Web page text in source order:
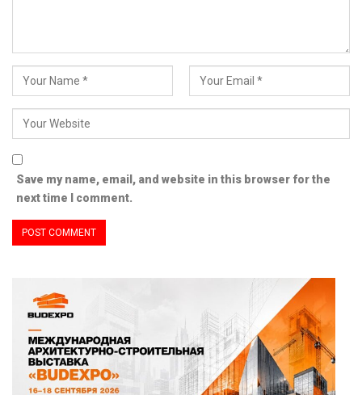
Save my name, email, and website in this browser for the
next time I comment.